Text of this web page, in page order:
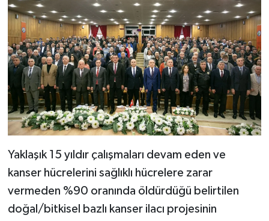
Yaklaşık 15 yıldır çalışmaları devam eden ve
kanser hücrelerini sağlıklı hücrelere zarar
vermeden %90 oranında öldürdüğü belirtilen
doğal/bitkisel bazlı kanser ilacı projesinin